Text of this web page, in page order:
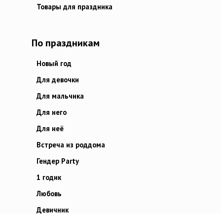
Товары для праздника
По праздникам
Новый год
Для девочки
Для мальчика
Для него
Для неё
Встреча из роддома
Гендер Party
1 годик
Любовь
Девичник